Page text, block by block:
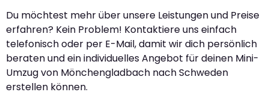
Du möchtest mehr über unsere Leistungen und Preise
erfahren? Kein Problem! Kontaktiere uns einfach
telefonisch oder per E-Mail, damit wir dich persönlich
beraten und ein individuelles Angebot für deinen Mini-
Umzug von Mönchengladbach nach Schweden
erstellen können.